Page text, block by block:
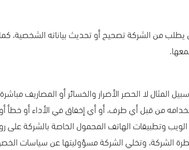
من الشركة تصحيح أو تحديث بياناته الشخصية،
لا الحصر الأضرار والخسائر أو المصاريف
من قبل أي طرف، أو أي إخفاق في الأداء أو خطأ
وتطبيقات الهاتف المحمول الخاصة بالشركة على
وتخلي الشركة مسؤوليتها عن سياسات